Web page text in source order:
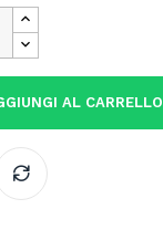
AL CARRELLO